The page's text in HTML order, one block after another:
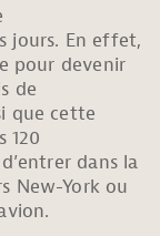
jours. En effet,
pour devenir
de
que cette
120
dans la
New-York ou